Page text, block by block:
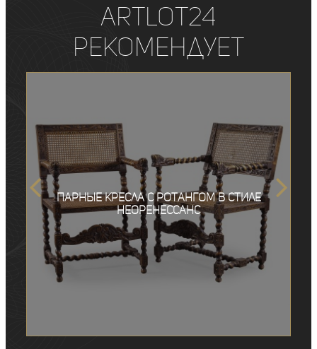
ArtLot24
рекомендует
Парные кресла с ротангом в стиле
неоренессанс